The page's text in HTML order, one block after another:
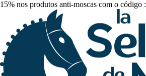
15% nos produtos anti-moscas com o código :